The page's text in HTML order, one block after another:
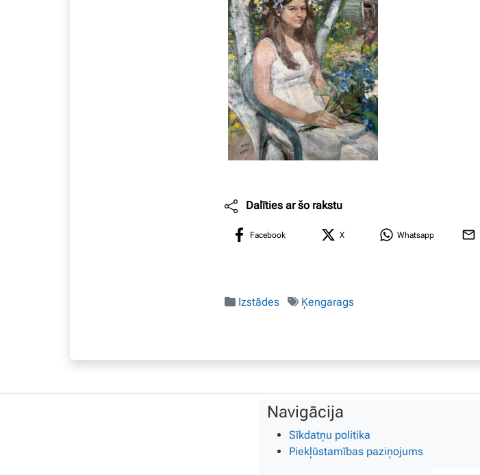
Dalīties ar šo rakstu
Facebook X Whatsapp
Izstādes Ķengarags
Navigācija
Sīkdatņu politika
Piekļūstamības paziņojums